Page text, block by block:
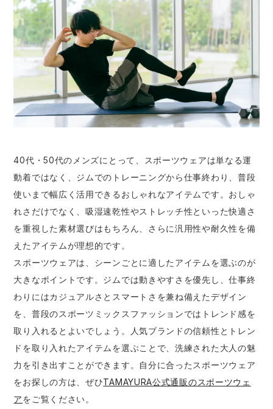
40代・50代のメンズにとって、スポーツウェアは単なる運
動着ではなく、ジムでのトレーニングから仕事終わり、普段
使いまで幅広く活用できるおしゃれなアイテムです。おしゃ
れさだけでなく、吸湿速乾性やストレッチ性といった快適さ
を重視した素材選びはもちろん、さらに汎用性や耐久性を備
えたアイテムが理想的です。
スポーツウェアは、シーンごとに適したアイテムを選ぶのが
大きなポイントです。ジムでは動きやすさを優先し、仕事終
わりにはカジュアルさとスマートさを兼ね備えたデザイン
を、普段のスポーツミックスファッションではトレンド感を
取り入れるとよいでしょう。人気ブランドの信頼性とトレン
ドを取り入れたアイテムを選ぶことで、洗練された大人の魅
力を引き出すことができます。自分に合ったスポーツウェア
をお探しの方は、ぜひTAMAYURA公式通販のスポーツウェ
アをご覧ください。